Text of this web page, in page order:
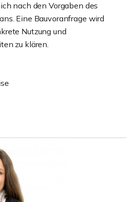
nach den Vorgaben des
Eine Bauvoranfrage wird
Nutzung und
zu klären.